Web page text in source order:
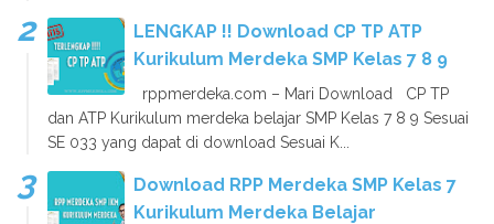
LENGKAP !! Download CP TP ATP
Kurikulum Merdeka SMP Kelas 7 8 9
rppmerdeka.com – Mari Download CP TP
dan ATP Kurikulum merdeka belajar SMP Kelas 7 8 9 Sesuai
SE 033 yang dapat di download Sesuai K...
Download RPP Merdeka SMP Kelas 7
Kurikulum Merdeka Belajar